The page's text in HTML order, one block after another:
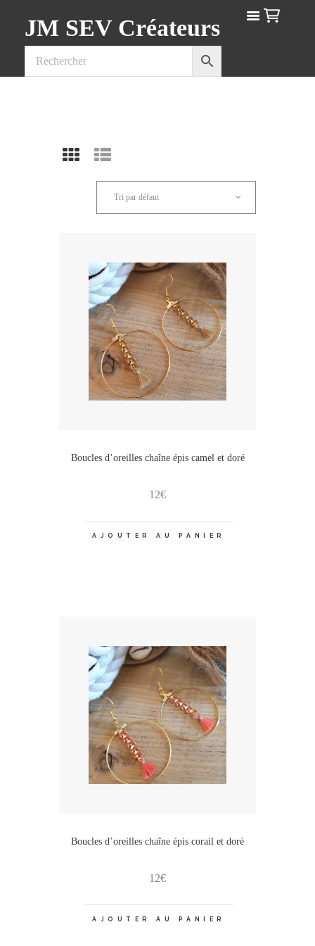
JM SEV Créateurs
Boucles d’oreilles chaîne épis camel et doré
12€
AJOUTER AU PANIER
Boucles d’oreilles chaîne épis corail et doré
12€
AJOUTER AU PANIER